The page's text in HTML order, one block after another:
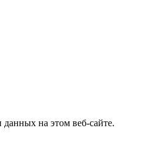
на этом веб-сайте.